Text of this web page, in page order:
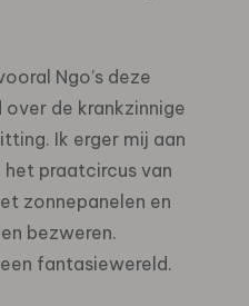
Ngo’s deze
de krankzinnige
Ik erger mij aan
het praatcircus van
zonnepanelen en
bezweren.
fantasiewereld.